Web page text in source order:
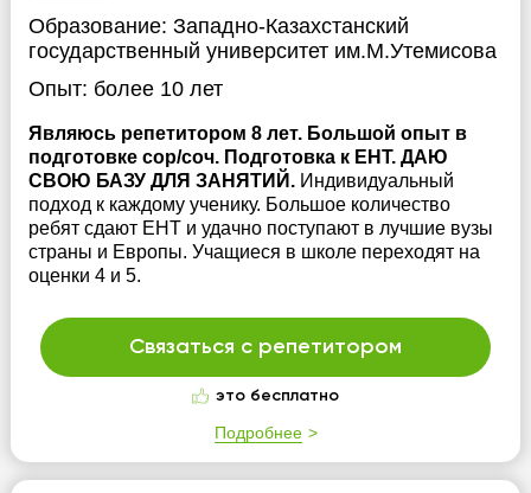
Образование: Западно-Казахстанский
государственный университет им.М.Утемисова
Опыт: более 10 лет
Являюсь репетитором 8 лет. Большой опыт в
подготовке сор/соч. Подготовка к ЕНТ. ДАЮ
СВОЮ БАЗУ ДЛЯ ЗАНЯТИЙ. Индивидуальный
подход к каждому ученику. Большое количество
ребят сдают ЕНТ и удачно поступают в лучшие вузы
страны и Европы. Учащиеся в школе переходят на
оценки 4 и 5.
Связаться с репетитором
это бесплатно
Подробнее